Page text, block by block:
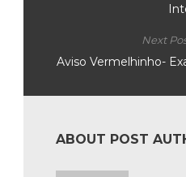
Next
Aviso Vermelhinho-
ABOUT POST